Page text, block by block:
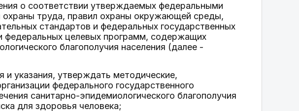
о соответствии утверждаемых федеральными
охраны труда, правил охраны окружающей среды,
стандартов и федеральных государственных
федеральных целевых программ, содержащих
благополучия населения (далее -
и указания, утверждать методические,
федерального государственного
санитарно-эпидемиологического благополучия
для здоровья человека;